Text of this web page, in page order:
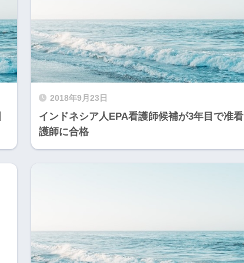
2018年9月23日
インドネシア人EPA看護師候補が3年目で准看
護師に合格